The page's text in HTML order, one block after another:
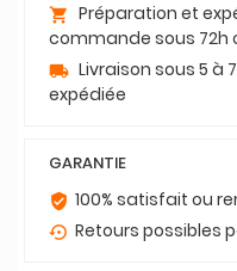
shopping_cart Préparation et
commande sous 72h
local_shipping Livraison sous 5 à
expédiée
GARANTIE
verified_user 100% satisfait ou
settings_backup_restore Retours possibles